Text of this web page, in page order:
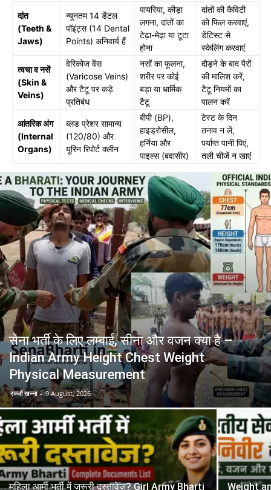
दांत
(Teeth &
Jaws)
न्यूनतम 14 डेंटल
पॉइंट्स (14 Dental
Points) अनिवार्य हैं
पायरिया, कीड़ा
लगना, दांतों का
टेढ़ा-मेढ़ा या टूटा
होना
दांतों की कैविटी
को फिल करवाएं,
डेंटिस्ट से
स्केलिंग करवाएं
त्वचा व नसें
(Skin &
Veins)
वेरिकोज वेंस
(Varicose Veins)
और टैटू पर कड़े
प्रतिबंध
नसों का फूलना,
शरीर पर कोई
बड़ा या धार्मिक
टैटू
दौड़ने के बाद पैरों
की मालिश करें,
टैटू नियमों का
पालन करें
आंतरिक अंग
(Internal
Organs)
ब्लड प्रेशर सामान्य
(120/80) और
यूरिन रिपोर्ट क्लीन
बीपी (BP),
हाइड्रोसील,
हर्निया और
पाइल्स (बवासीर)
टेस्ट के दिन
तनाव न लें,
पर्याप्त पानी पिएं,
तली चीजें न खाएं
सेना भर्ती के लिए लम्बाई, सीना और वजन क्या है –
Indian Army Height Chest Weight
Physical Measurement
रज्जो खन्ना - 9 August, 2026
महिला आर्मी भर्ती में जरूरी दस्तावेज? Girl Army Bharti
Weight